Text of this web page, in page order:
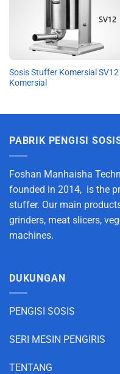
Sosis Stuffer Komersial SV12
Komersial
PABRIK PENGISI
Foshan Manhaisha
founded in 2014, is the
stuffer. Our main
grinders, meat slicers,
machines.
DUKUNGAN
PENGISI SOSIS
SERI MESIN PENGIRIS
TENTANG